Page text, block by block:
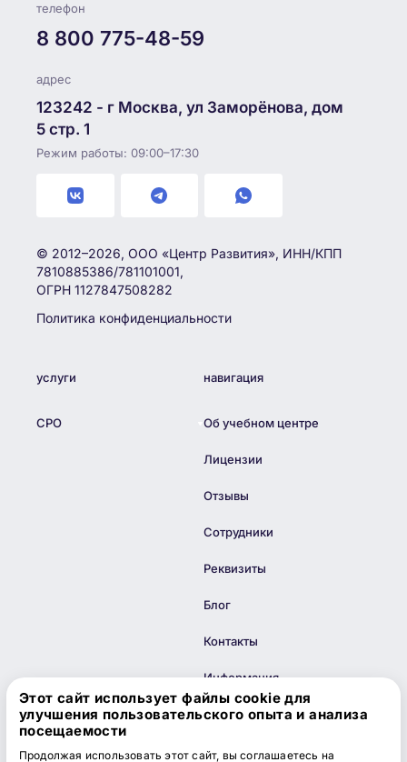
телефон
8 800 775-48-59
адрес
123242 - г Москва, ул Заморёнова, дом
5 стр. 1
Режим работы: 09:00–17:30
© 2012–2026, ООО «Центр Развития», ИНН/КПП
7810885386/781101001,
ОГРН 1127847508282
Политика конфиденциальности
услуги
СРО
навигация
Об учебном центре
Лицензии
Отзывы
Сотрудники
Реквизиты
Блог
Контакты
Информация
Карта сайта
Этот сайт использует файлы cookie для
улучшения пользовательского опыта и анализа
посещаемости
Продолжая использовать этот сайт, вы соглашаетесь на